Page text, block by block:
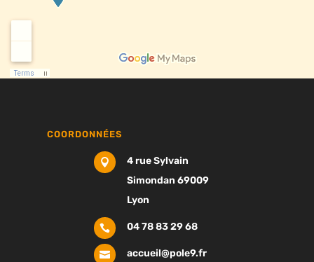
COORDONNÉES

4 rue Sylvain
Simondan 69009
Lyon
 04 78 83 29 68
 accueil@pole9.fr